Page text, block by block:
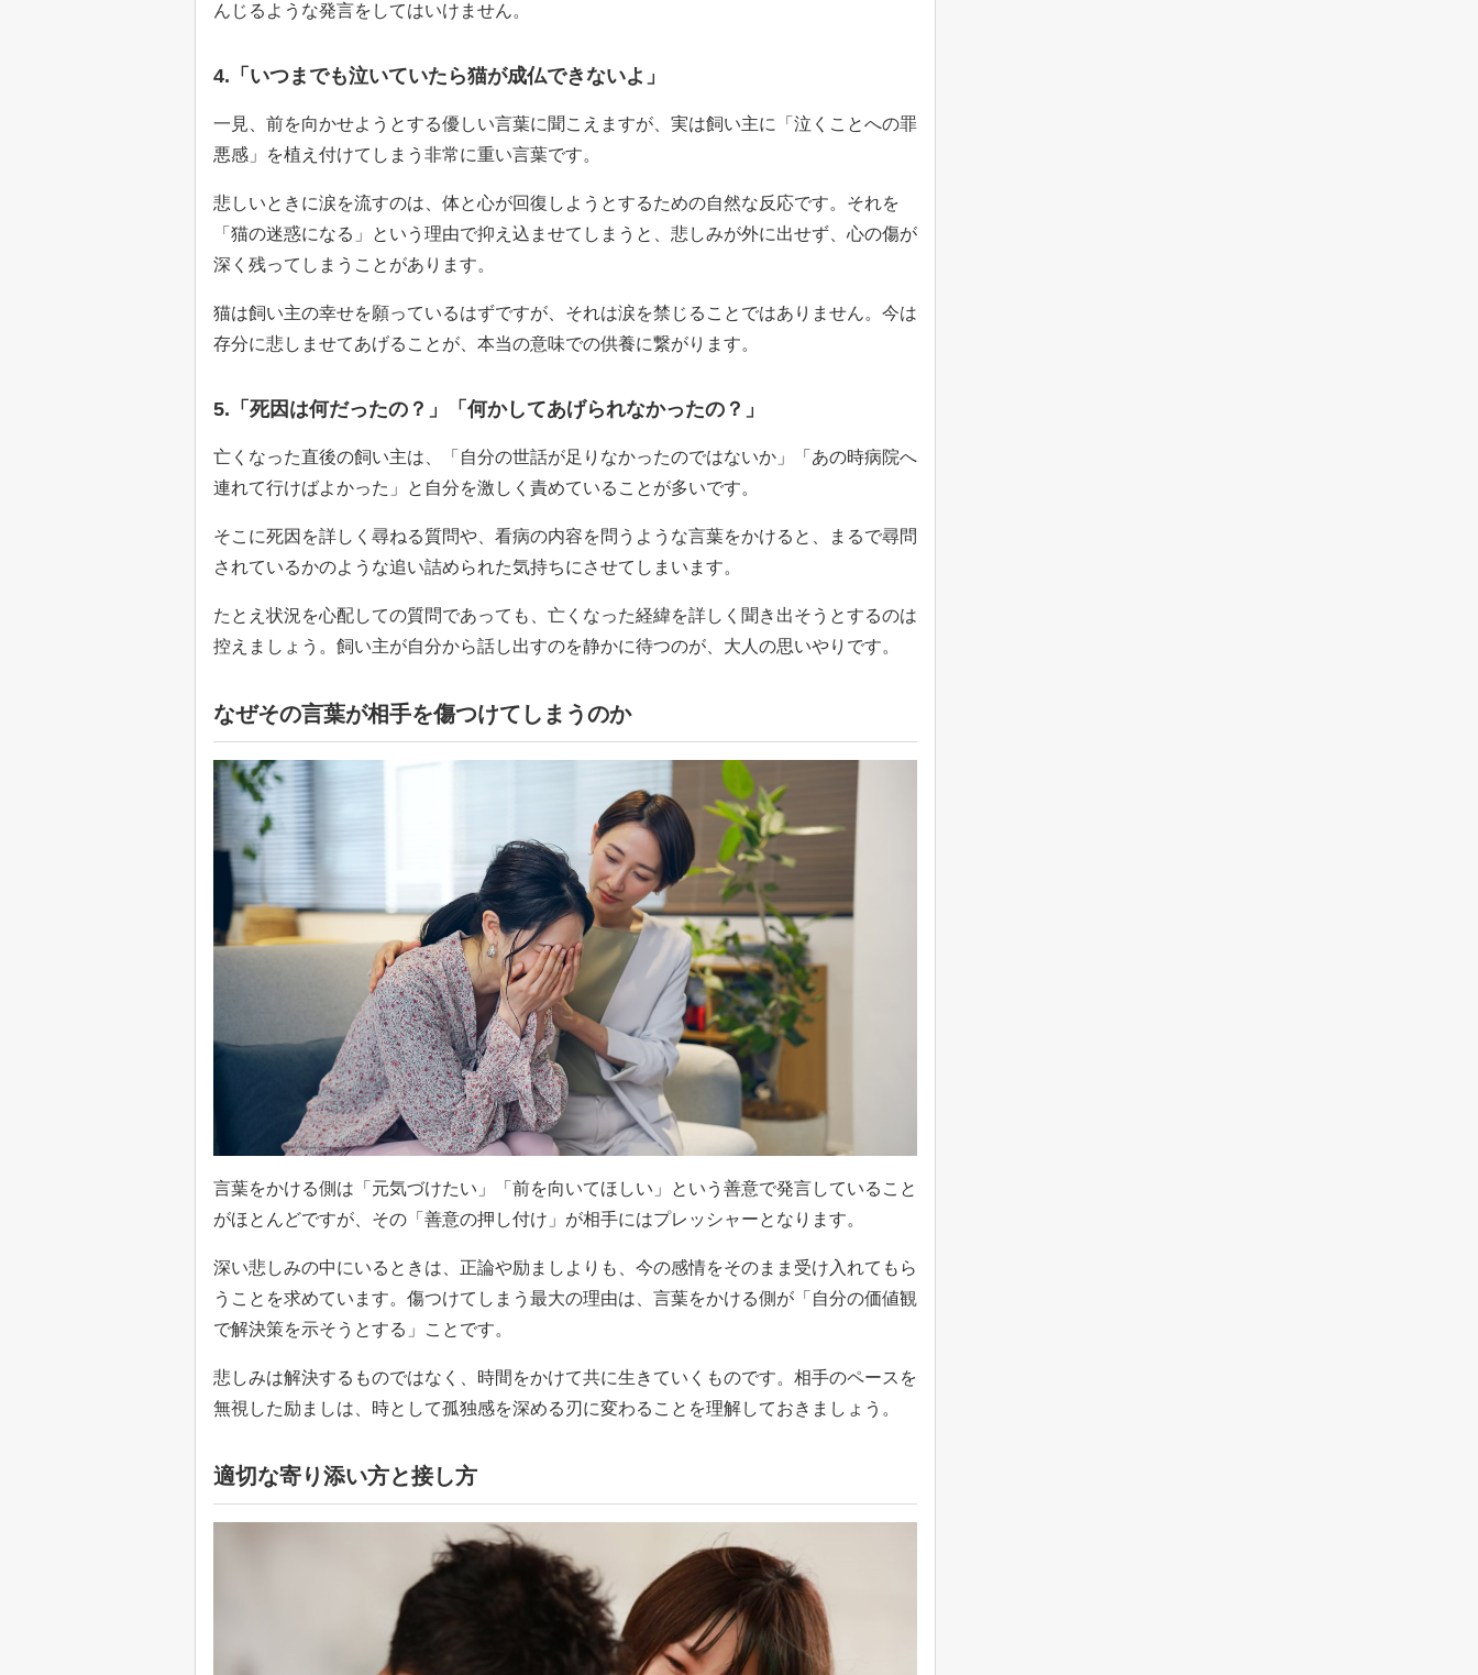
んじるような発言をしてはいけません。
4.「いつまでも泣いていたら猫が成仏できないよ」
一見、前を向かせようとする優しい言葉に聞こえますが、実は飼い主に「泣くことへの罪
悪感」を植え付けてしまう非常に重い言葉です。
悲しいときに涙を流すのは、体と心が回復しようとするための自然な反応です。それを
「猫の迷惑になる」という理由で抑え込ませてしまうと、悲しみが外に出せず、心の傷が
深く残ってしまうことがあります。
猫は飼い主の幸せを願っているはずですが、それは涙を禁じることではありません。今は
存分に悲しませてあげることが、本当の意味での供養に繋がります。
5.「死因は何だったの？」「何かしてあげられなかったの？」
亡くなった直後の飼い主は、「自分の世話が足りなかったのではないか」「あの時病院へ
連れて行けばよかった」と自分を激しく責めていることが多いです。
そこに死因を詳しく尋ねる質問や、看病の内容を問うような言葉をかけると、まるで尋問
されているかのような追い詰められた気持ちにさせてしまいます。
たとえ状況を心配しての質問であっても、亡くなった経緯を詳しく聞き出そうとするのは
控えましょう。飼い主が自分から話し出すのを静かに待つのが、大人の思いやりです。
なぜその言葉が相手を傷つけてしまうのか
言葉をかける側は「元気づけたい」「前を向いてほしい」という善意で発言していること
がほとんどですが、その「善意の押し付け」が相手にはプレッシャーとなります。
深い悲しみの中にいるときは、正論や励ましよりも、今の感情をそのまま受け入れてもら
うことを求めています。傷つけてしまう最大の理由は、言葉をかける側が「自分の価値観
で解決策を示そうとする」ことです。
悲しみは解決するものではなく、時間をかけて共に生きていくものです。相手のペースを
無視した励ましは、時として孤独感を深める刃に変わることを理解しておきましょう。
適切な寄り添い方と接し方